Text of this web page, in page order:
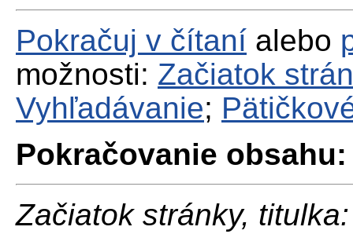
Pokračuj v čítaní alebo
možnosti: Začiatok
Vyhľadávanie;
Pokračovanie obsahu:
Začiatok stránky, titulka: